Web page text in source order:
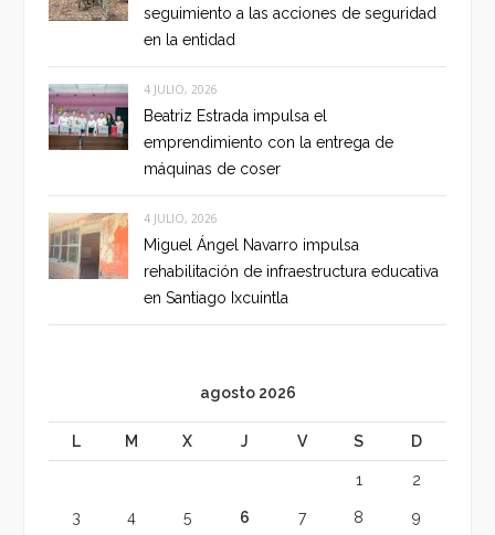
seguimiento a las acciones de seguridad
en la entidad
4 JULIO, 2026
Beatriz Estrada impulsa el
emprendimiento con la entrega de
máquinas de coser
4 JULIO, 2026
Miguel Ángel Navarro impulsa
rehabilitación de infraestructura educativa
en Santiago Ixcuintla
agosto 2026
L M X J V S D
1 2
3 4 5 6 7 8 9